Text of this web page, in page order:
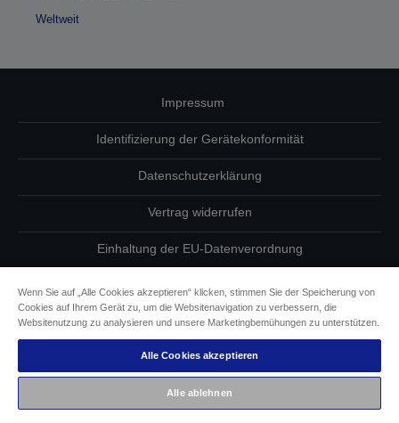
Weltweit
Impressum
Identifizierung der Gerätekonformität
Datenschutzerklärung
Vertrag widerrufen
Einhaltung der EU-Datenverordnung
Informationen zu Cookies
Epson Engagement für Barrierefreiheit
Copyright © 2026 Seiko Epson
Wenn Sie auf „Alle Cookies akzeptieren“ klicken, stimmen Sie der Speicherung von
Cookies auf Ihrem Gerät zu, um die Websitenavigation zu verbessern, die
Websitenutzung zu analysieren und unsere Marketingbemühungen zu unterstützen.
Alle Cookies akzeptieren
Alle ablehnen